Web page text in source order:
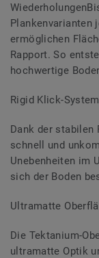
Plankenvarianten
ermöglichen
Rapport. So
hochwertige
Rigid Klick-
Dank der stabilen
schnell und
Unebenheiten im
sich der Boden
Ultramatte
Die Tektanium-
ultramatte Optik